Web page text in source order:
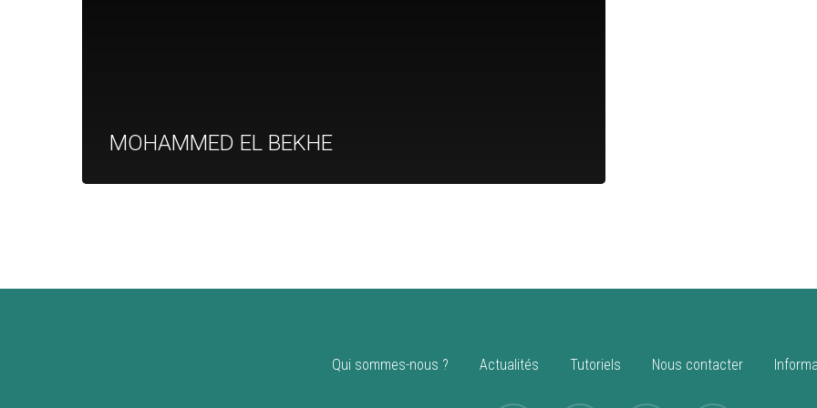
MOHAMMED EL BEKHE
Qui sommes-nous ? Actualités Tutoriels Nous contacter